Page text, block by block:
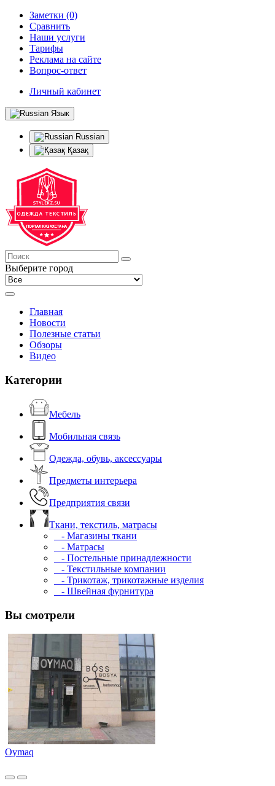
Заметки (0)
Сравнить
Наши услуги
Тарифы
Реклама на сайте
Вопрос-ответ
Личный кабинет
Язык
Russian
Қазақ
Выберите город
Главная
Новости
Полезные статьи
Обзоры
Видео
Категории
Мебель
Мобильная связь
Одежда, обувь, аксессуары
Предметы интерьера
Предприятия связи
Ткани, текстиль, матрасы
- Магазины ткани
- Матрасы
- Постельные принадлежности
- Текстильные компании
- Трикотаж, трикотажные изделия
- Швейная фурнитура
Вы смотрели
Oymaq